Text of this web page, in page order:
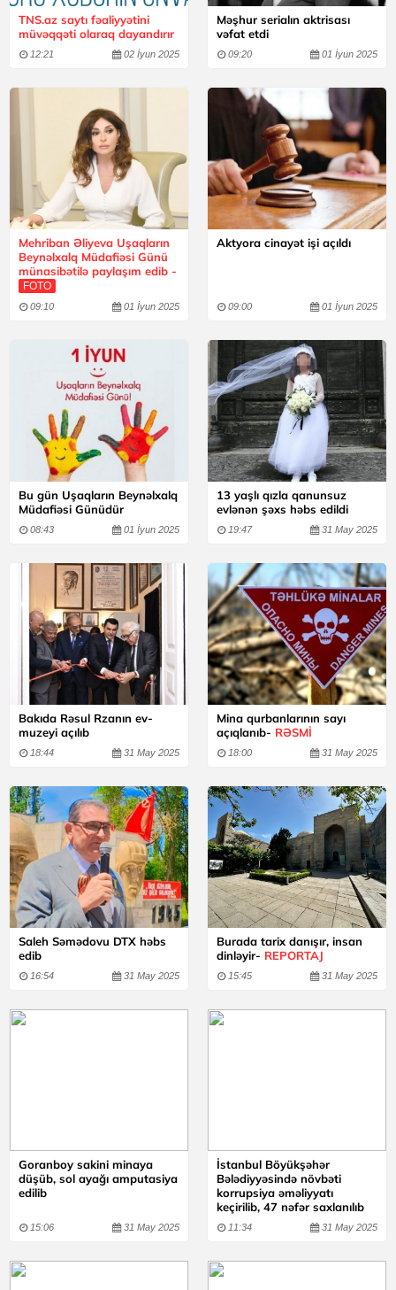
TNS.az saytı fəaliyyətini
müvəqqəti olaraq dayandırır
12:21 02 İyun 2025
Məşhur serialın aktrisası
vəfat etdi
09:20 01 İyun 2025
Mehriban Əliyeva Uşaqların
Beynəlxalq Müdafiəsi Günü
münasibətilə paylaşım edib -
FOTO
09:10 01 İyun 2025
Aktyora cinayət işi açıldı
09:00 01 İyun 2025
Bu gün Uşaqların Beynəlxalq
Müdafiəsi Günüdür
08:43 01 İyun 2025
13 yaşlı qızla qanunsuz
evlənən şəxs həbs edildi
19:47 31 May 2025
Bakıda Rəsul Rzanın ev-
muzeyi açılıb
18:44 31 May 2025
Mina qurbanlarının sayı
açıqlanıb- RƏSMİ
18:00 31 May 2025
Saleh Səmədovu DTX həbs
edib
16:54 31 May 2025
Burada tarix danışır, insan
dinləyir- REPORTAJ
15:45 31 May 2025
Goranboy sakini minaya
düşüb, sol ayağı amputasiya
edilib
15:06 31 May 2025
İstanbul Böyükşəhər
Bələdiyyəsində növbəti
korrupsiya əməliyyatı
keçirilib, 47 nəfər saxlanılıb
11:34 31 May 2025